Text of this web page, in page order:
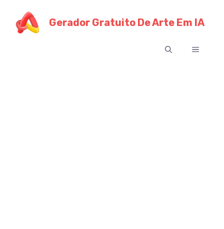
para
Gerador Gratuito De Arte Em IA
Menu